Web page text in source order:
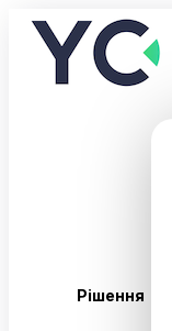
Рішення